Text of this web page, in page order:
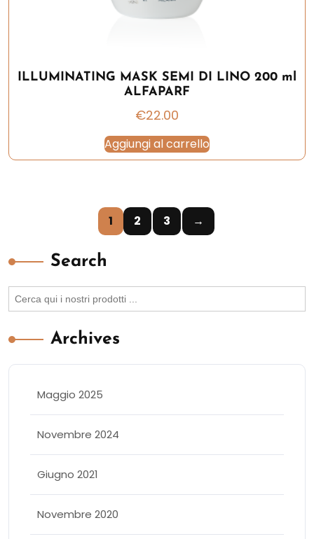
ILLUMINATING MASK SEMI DI LINO 200 ml
ALFAPARF
€22.00
Aggiungi al carrello
1 2 3 →
Search
Search
for:
Archives
Maggio 2025
Novembre 2024
Giugno 2021
Novembre 2020